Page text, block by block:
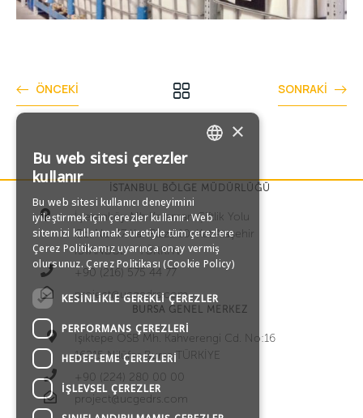
ÖNCEKI SONRAKI
BURSA GENEL MERKEZ
Işıktepe OSB Mh. Kahverengi Cd. No:16
16215 Nilüfer Bursa TÜRKİYE
+90 (224) 280 00 00
project@ucgedrs.com
İSTANBUL BÖLGE MÜDÜRLÜĞÜ
İçerenköy Mh Karaman Çiftlik Yolu
Cd. No:47 Kar Plaza 10. Kat Ataşehir
İSTANBUL – TÜRKİYE
+90 (216) 575 44 77
project@ucgedrs.com
GERMAN
×
Bu web sitesi çerezler
kullanır
Bu web sitesi kullanıcı deneyimini
iyileştirmek için çerezler kullanır. Web
sitemizi kullanmak suretiyle tüm çerezlere
Çerez Politikamız uyarınca onay vermiş
olursunuz. Çerez Politikası (Cookie Policy)
KESINLIKLE GEREKLI ÇEREZLER
PERFORMANS ÇEREZLERI
HEDEFLEME ÇEREZLERI
İŞLEVSEL ÇEREZLER